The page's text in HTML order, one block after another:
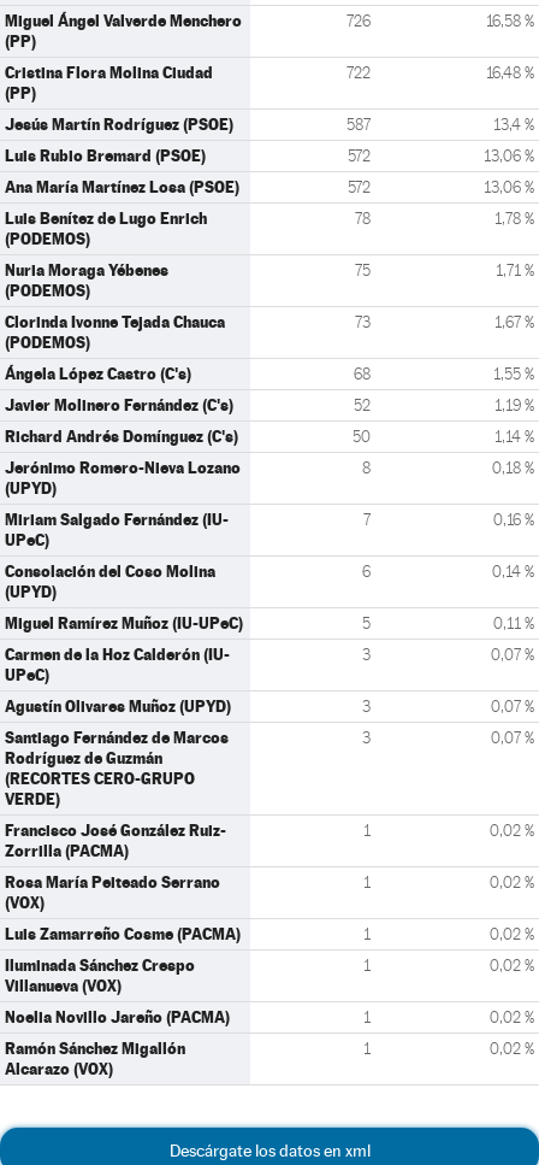
Miguel Ángel Valverde Menchero
(PP)
726 16,58 %
Cristina Flora Molina Ciudad
(PP)
722 16,48 %
Jesús Martín Rodríguez (PSOE) 587 13,4 %
Luis Rubio Bremard (PSOE) 572 13,06 %
Ana María Martínez Losa (PSOE) 572 13,06 %
Luis Benítez de Lugo Enrich
(PODEMOS)
78 1,78 %
Nuria Moraga Yébenes
(PODEMOS)
75 1,71 %
Clorinda Ivonne Tejada Chauca
(PODEMOS)
73 1,67 %
Ángela López Castro (C's) 68 1,55 %
Javier Molinero Fernández (C's) 52 1,19 %
Richard Andrés Domínguez (C's) 50 1,14 %
Jerónimo Romero-Nieva Lozano
(UPYD)
8 0,18 %
Miriam Salgado Fernández (IU-
UPeC)
7 0,16 %
Consolación del Coso Molina
(UPYD)
6 0,14 %
Miguel Ramírez Muñoz (IU-UPeC) 5 0,11 %
Carmen de la Hoz Calderón (IU-
UPeC)
3 0,07 %
Agustín Olivares Muñoz (UPYD) 3 0,07 %
Santiago Fernández de Marcos
Rodríguez de Guzmán
(RECORTES CERO-GRUPO
VERDE)
3 0,07 %
Francisco José González Ruiz-
Zorrilla (PACMA)
1 0,02 %
Rosa María Peiteado Serrano
(VOX)
1 0,02 %
Luis Zamarreño Cosme (PACMA) 1 0,02 %
Iluminada Sánchez Crespo
Villanueva (VOX)
1 0,02 %
Noelia Novillo Jareño (PACMA) 1 0,02 %
Ramón Sánchez Migallón
Alcarazo (VOX)
1 0,02 %
Descárgate los datos en xml